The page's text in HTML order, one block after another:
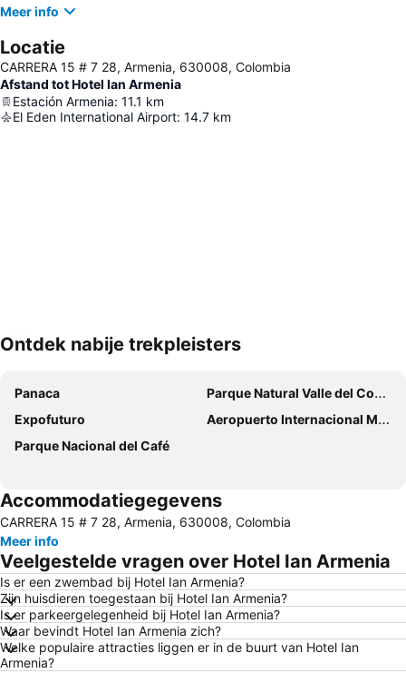
Meer info
Locatie
CARRERA 15 # 7 28, Armenia, 630008, Colombia
Afstand tot Hotel Ian Armenia
Estación Armenia: 11.1 km
El Eden International Airport: 14.7 km
Kaart uitvouwen
Ontdek nabije trekpleisters
Panaca
Parque Natural Valle del Cocorá
Expofuturo
Aeropuerto Internacional Matecaña
Parque Nacional del Café
Accommodatiegegevens
CARRERA 15 # 7 28, Armenia, 630008, Colombia
Meer info
Veelgestelde vragen over Hotel Ian Armenia
Is er een zwembad bij Hotel Ian Armenia?
Zijn huisdieren toegestaan bij Hotel Ian Armenia?
Is er parkeergelegenheid bij Hotel Ian Armenia?
Waar bevindt Hotel Ian Armenia zich?
Welke populaire attracties liggen er in de buurt van Hotel Ian
Armenia?